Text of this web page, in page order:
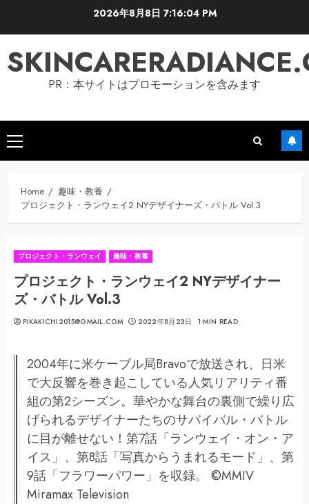
2026年8月8日 7:16:04 PM
PR：本サイトはプロモーションを含みます
Primary
Menu
Home
趣味・教養
プロジェクト・ランウェイ2 NYデザイナーズ・バトル Vol.3
プロジェクト・ランウェイ 趣味・教養
プロジェクト・ランウェイ2 NYデザイナー
ズ・バトル Vol.3
PIKAKICHI2015@GMAIL.COM 2022年8月23日 1 MIN READ
2004年に米ケーブル局Bravoで放送され、日米
で大反響を巻き起こしている人気リアリティ番
組の第2シーズン。華やかな舞台の裏側で繰り広
げられるデザイナーたちのサバイバル・バトル
に目が離せない！第7話「ランウェイ・オン・ア
イス」、第8話「写真からうまれるモード」、第
9話「フラワーパワー」を収録。 ©MMIV
Miramax Television